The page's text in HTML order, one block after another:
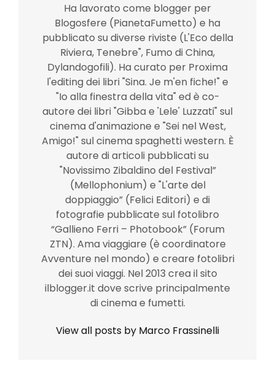
Ha lavorato come blogger per
Blogosfere (PianetaFumetto) e ha
pubblicato su diverse riviste (L'Eco della
Riviera, Tenebre", Fumo di China,
Dylandogofili). Ha curato per Proxima
l'editing dei libri "Sina. Je m'en fiche!" e
"Io alla finestra della vita" ed è co-
autore dei libri "Gibba e 'Lele' Luzzati" sul
cinema d'animazione e "Sei nel West,
Amigo!" sul cinema spaghetti western. È
autore di articoli pubblicati su
"Novissimo Zibaldino del Festival”
(Mellophonium) e "L'arte del
doppiaggio” (Felici Editori) e di
fotografie pubblicate sul fotolibro
“Gallieno Ferri – Photobook” (Forum
ZTN). Ama viaggiare (è coordinatore
Avventure nel mondo) e creare fotolibri
dei suoi viaggi. Nel 2013 crea il sito
ilblogger.it dove scrive principalmente
di cinema e fumetti.
View all posts by Marco Frassinelli